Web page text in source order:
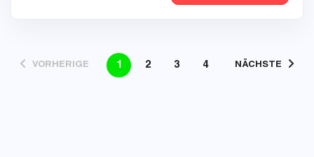
VORHERIGE 1 2 3 4 NÄCHSTE